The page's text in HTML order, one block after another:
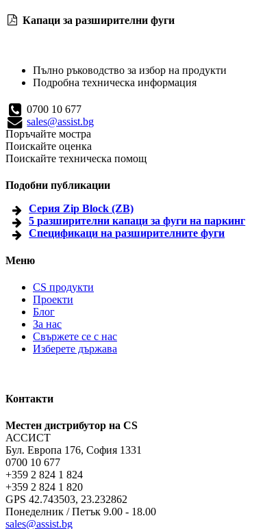
Капаци за разширителни фуги
Пълно ръководство за избор на продукти
Подробна техническа информация
0700 10 677
sales@assist.bg
Поръчайте мостра
Поискайте оценка
Поискайте техническа помощ
Подобни публикации
Серия Zip Block (ZB)
5 разширителни капаци за фуги на паркинг
Спецификаци на разширителните фуги
Меню
CS продукти
Проекти
Блог
За нас
Свържете се с нас
Изберете държава
Контакти
Местен дистрибутор на CS
АССИСТ
Бул. Европа 176, София 1331
0700 10 677
+359 2 824 1 824
+359 2 824 1 820
GPS 42.743503, 23.232862
Понеделник / Петък 9.00 - 18.00
sales@assist.bg